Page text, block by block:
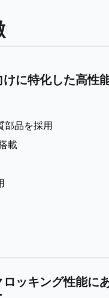
に特化した高性
部品を採用
載
ッキング性能に